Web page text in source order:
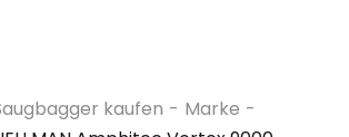
kaufen - Marke -